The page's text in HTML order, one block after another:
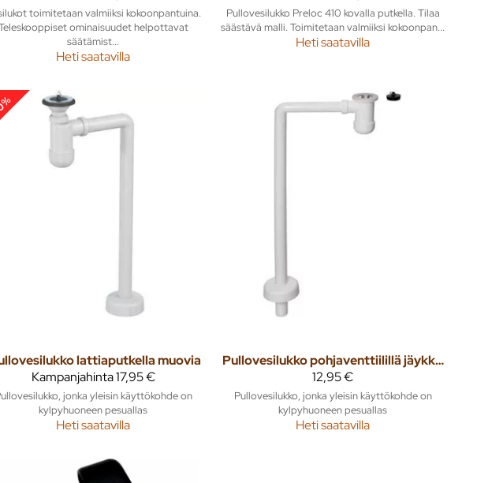
toimitetaan valmiiksi kokoonpantuina.
ominaisuudet helpottavat
säätämist...
Heti saatavilla
Pullovesilukko Preloc 410 kovalla putkella. Tilaa
säästävä malli. Toimitetaan valmiiksi kokoonpan...
Heti saatavilla
lattiaputkella muovia
Kampanjahinta17,95 €
jonka yleisin käyttökohde on
kylpyhuoneen pesuallas
Heti saatavilla
Pullovesilukko pohjaventtiilillä jäykkä putki
12,95 €
Pullovesilukko, jonka yleisin käyttökohde on
kylpyhuoneen pesuallas
Heti saatavilla